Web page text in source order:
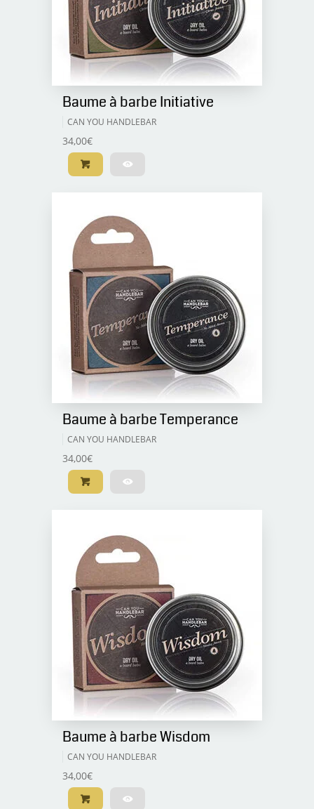
Baume à barbe Initiative
CAN YOU HANDLEBAR
34,00€
Baume à barbe Temperance
CAN YOU HANDLEBAR
34,00€
Baume à barbe Wisdom
CAN YOU HANDLEBAR
34,00€